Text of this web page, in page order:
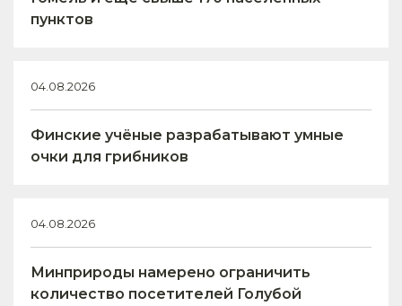
пунктов
04.08.2026
Финские учёные разрабатывают умные
очки для грибников
04.08.2026
Минприроды намерено ограничить
количество посетителей Голубой